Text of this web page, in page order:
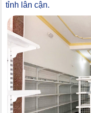
tỉnh lân cận.